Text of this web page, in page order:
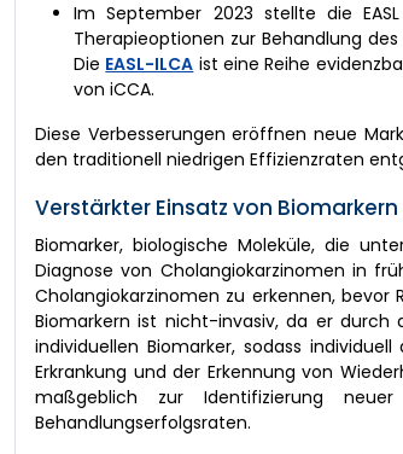
Im September 2023 stellte die
Therapieoptionen zur Behandlung
Die EASL-ILCA ist eine Reihe
von iCCA.
Diese Verbesserungen eröffnen neue
den traditionell niedrigen Effizienzraten
Verstärkter Einsatz von
Biomarker, biologische Moleküle, die
Diagnose von Cholangiokarzinomen in
Cholangiokarzinomen zu erkennen,
Biomarkern ist nicht-invasiv, da er
individuellen Biomarker, sodass
Erkrankung und der Erkennung von
maßgeblich zur Identifizierung
Behandlungserfolgsraten.